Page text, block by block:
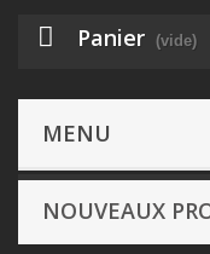
Panier (vide)
MENU
NOUVEAUX